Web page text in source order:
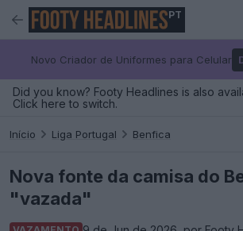
PT
Novo Criador de Uniformes para Celular
Did you know? Footy Headlines is also
Click here to switch.
Início Liga Portugal Benfica
Nova fonte da camisa do
"vazada"